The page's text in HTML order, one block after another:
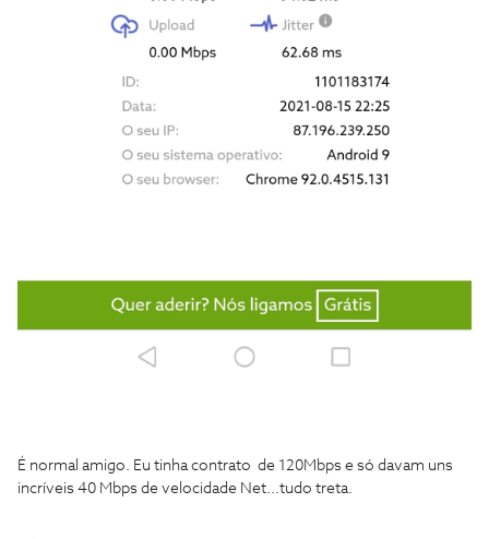
É normal amigo. Eu tinha contrato de 120Mbps e só davam uns
incríveis 40 Mbps de velocidade Net...tudo treta.